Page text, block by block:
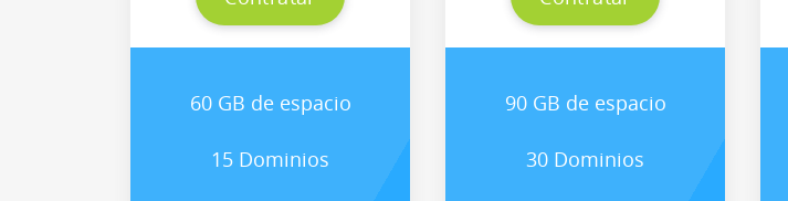
60 GB de espacio
15 Dominios
90 GB de espacio
30 Dominios